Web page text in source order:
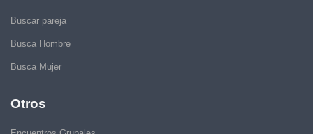
Buscar pareja
Busca Hombre
Busca Mujer
Otros